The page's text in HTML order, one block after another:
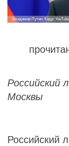
Владимир Путин. Кадр: YouTube
Российский
Москвы
Российский